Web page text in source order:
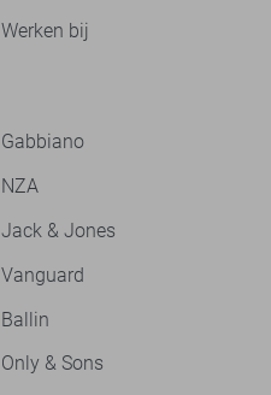
Werken bij
Gabbiano
NZA
Jack & Jones
Vanguard
Ballin
Only & Sons